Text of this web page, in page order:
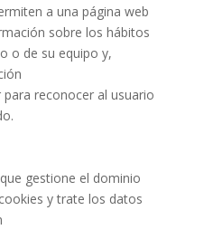
a una página web
sobre los hábitos
o de su equipo y,
reconocer al usuario
gestione el dominio
y trate los datos